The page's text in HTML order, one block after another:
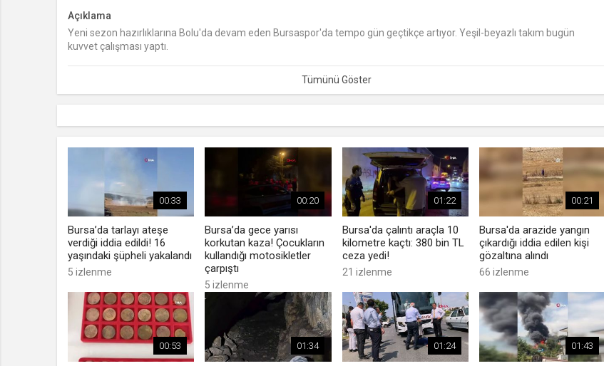
Açıklama
Yeni sezon hazırlıklarına Bolu'da devam eden Bursaspor'da tempo gün geçtikçe artıyor. Yeşil-beyazlı takım bugün
kuvvet çalışması yaptı.
00:33
Bursa’da tarlayı ateşe
verdiği iddia edildi! 16
yaşındaki şüpheli yakalandı
5 izlenme
00:20
Bursa’da gece yarısı
korkutan kaza! Çocukların
kullandığı motosikletler
çarpıştı
5 izlenme
01:22
Bursa'da çalıntı araçla 10
kilometre kaçtı: 380 bin TL
ceza yedi!
21 izlenme
00:21
Bursa'da arazide yangın
çıkardığı iddia edilen kişi
gözaltına alındı
66 izlenme
00:53 01:34 01:24 01:43